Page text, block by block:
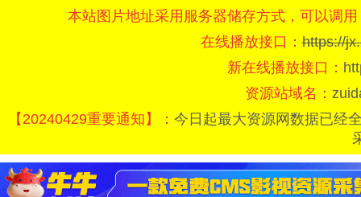
本站图片地址采用服务器储存方式，可以调
在线播放接口：https://
新在线播放接口：
资源站域名：
【20240429重要通知】： 今日起最大资源网数据已经